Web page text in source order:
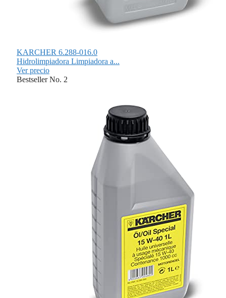
KARCHER 6.288-016.0
Hidrolimpiadora Limpiadora a...
Ver precio
Bestseller No. 2